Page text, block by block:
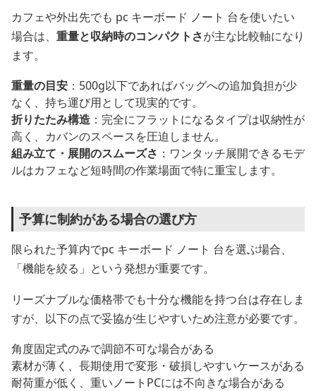
カフェや外出先でも pc キーボード ノート 台を使いたい
場合は、 重量と収納時のコンパクトさが主な比較軸になり
ます。
重量の目安 ：500g以下であればバッグへの追加負担が少
なく、持ち運び用として現実的です。
折りたたみ構造 ：完全にフラットになるタイプは収納性が
高く、カバンのスペースを圧迫しません。
組み立て・展開のスムーズさ ：ワンタッチ展開できるモデ
ルはカフェなど短時間の作業場面で特に重宝します。
予算に制約がある場合の選び方
限られた予算内でpc キーボード ノート 台を選ぶ場合、
「機能を絞る」という発想が重要です。
リーズナブルな価格帯でも十分な機能を持つ台は存在しま
すが、以下の点で妥協が生じやすいため注意が必要です。
角度固定式のみで調節不可な場合がある
素材が薄く、長期使用で変形・破損しやすいケースがある
耐荷重が低く、重いノートPCには不向きな場合がある